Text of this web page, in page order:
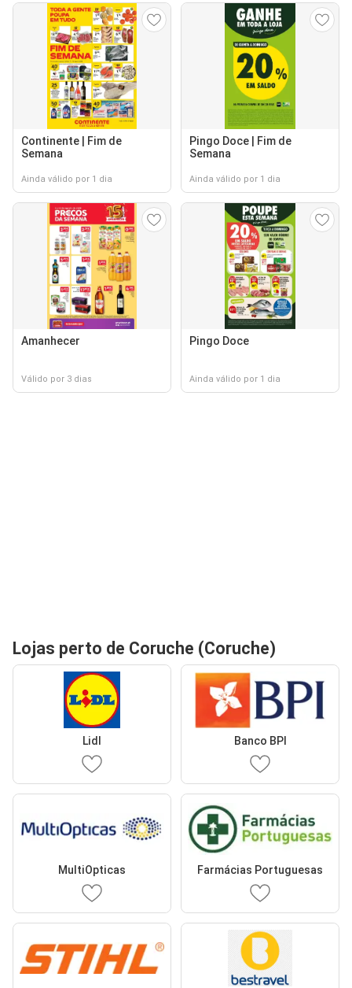
Continente | Fim de
Semana
Ainda válido por 1 dia
Pingo Doce | Fim de
Semana
Ainda válido por 1 dia
Amanhecer
Válido por 3 dias
Pingo Doce
Ainda válido por 1 dia
Lojas perto de Coruche (Coruche)
Lidl Banco BPI
MultiOpticas Farmácias Portuguesas